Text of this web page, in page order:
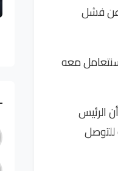
عن فشل
معه
الرئيس